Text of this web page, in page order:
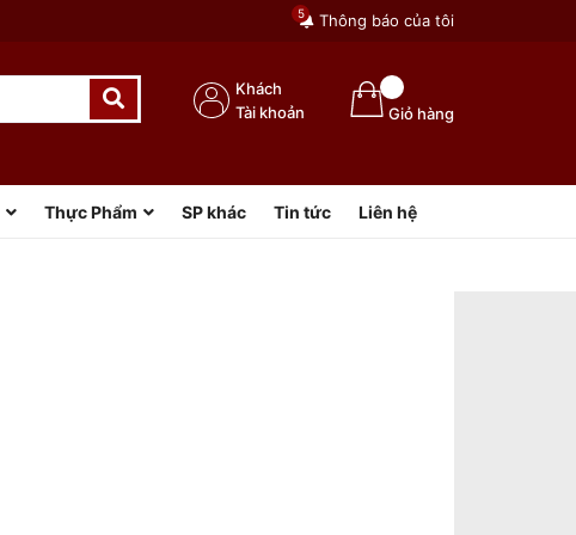
Thông báo của tôi
5
Giỏ hàng
Khách
Tài khoản
Thực Phẩm SP khác Tin tức Liên hệ